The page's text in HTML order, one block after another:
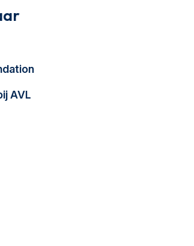
AVL
cookie beschrijving